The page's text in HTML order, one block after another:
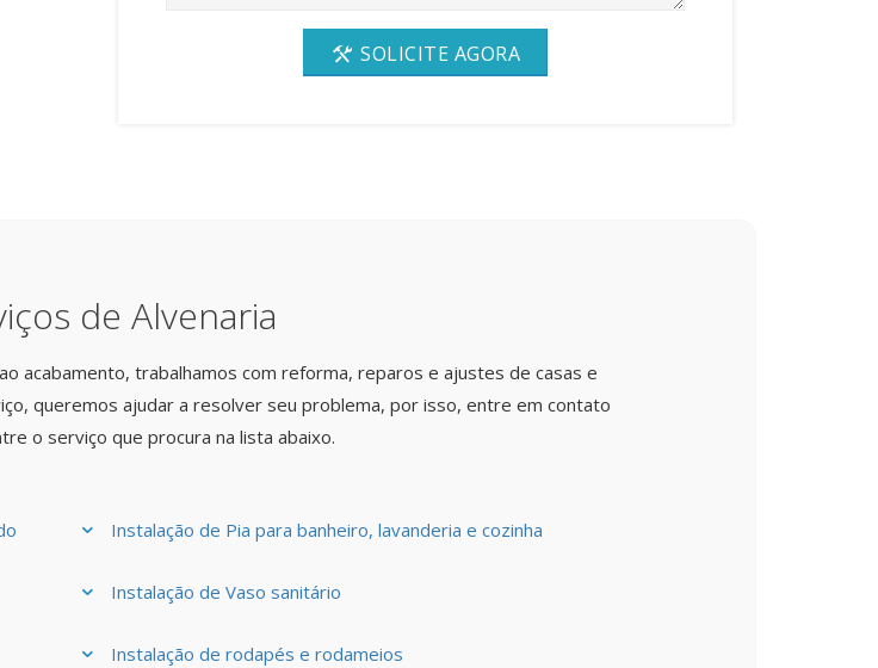
SOLICITE AGORA
de Alvenaria
acabamento, trabalhamos com reforma, reparos e ajustes de casas e
queremos ajudar a resolver seu problema, por isso, entre em contato
o serviço que procura na lista abaixo.
Instalação de Pia para banheiro, lavanderia e cozinha
Instalação de Vaso sanitário
Instalação de rodapés e rodameios